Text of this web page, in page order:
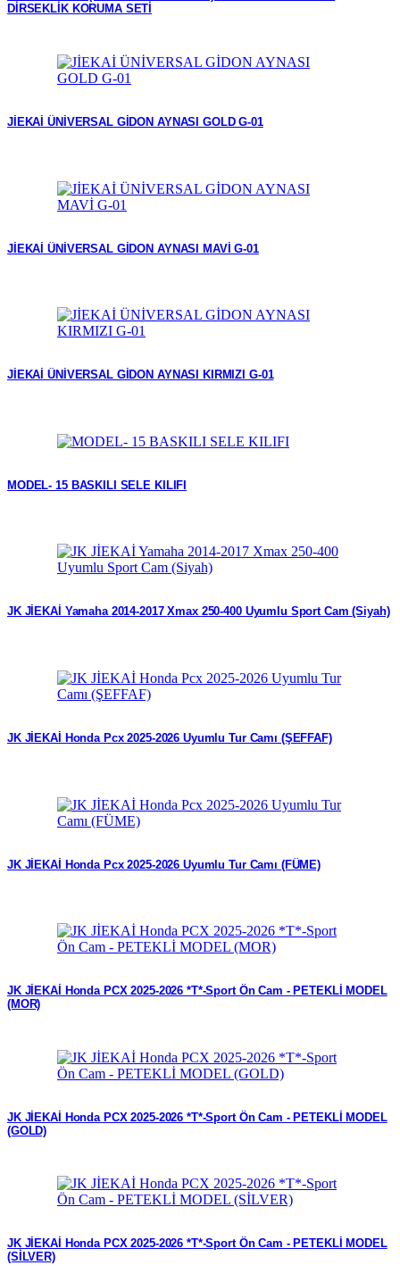
DİRSEKLİK KORUMA SETİ
JİEKAİ ÜNİVERSAL GİDON AYNASI GOLD G-01
JİEKAİ ÜNİVERSAL GİDON AYNASI MAVİ G-01
JİEKAİ ÜNİVERSAL GİDON AYNASI KIRMIZI G-01
MODEL- 15 BASKILI SELE KILIFI
JK JİEKAİ Yamaha 2014-2017 Xmax 250-400 Uyumlu Sport Cam (Siyah)
JK JİEKAİ Honda Pcx 2025-2026 Uyumlu Tur Camı (ŞEFFAF)
JK JİEKAİ Honda Pcx 2025-2026 Uyumlu Tur Camı (FÜME)
JK JİEKAİ Honda PCX 2025-2026 *T*-Sport Ön Cam - PETEKLİ MODEL
(MOR)
JK JİEKAİ Honda PCX 2025-2026 *T*-Sport Ön Cam - PETEKLİ MODEL
(GOLD)
JK JİEKAİ Honda PCX 2025-2026 *T*-Sport Ön Cam - PETEKLİ MODEL
(SİLVER)